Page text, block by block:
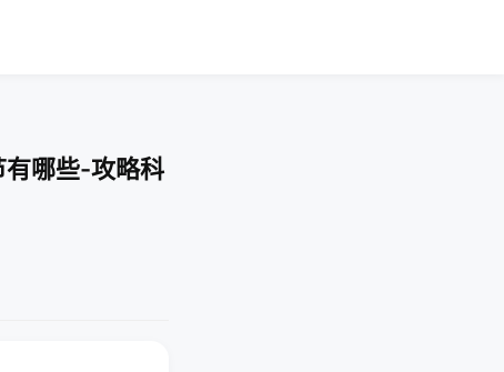
有哪些-攻略科